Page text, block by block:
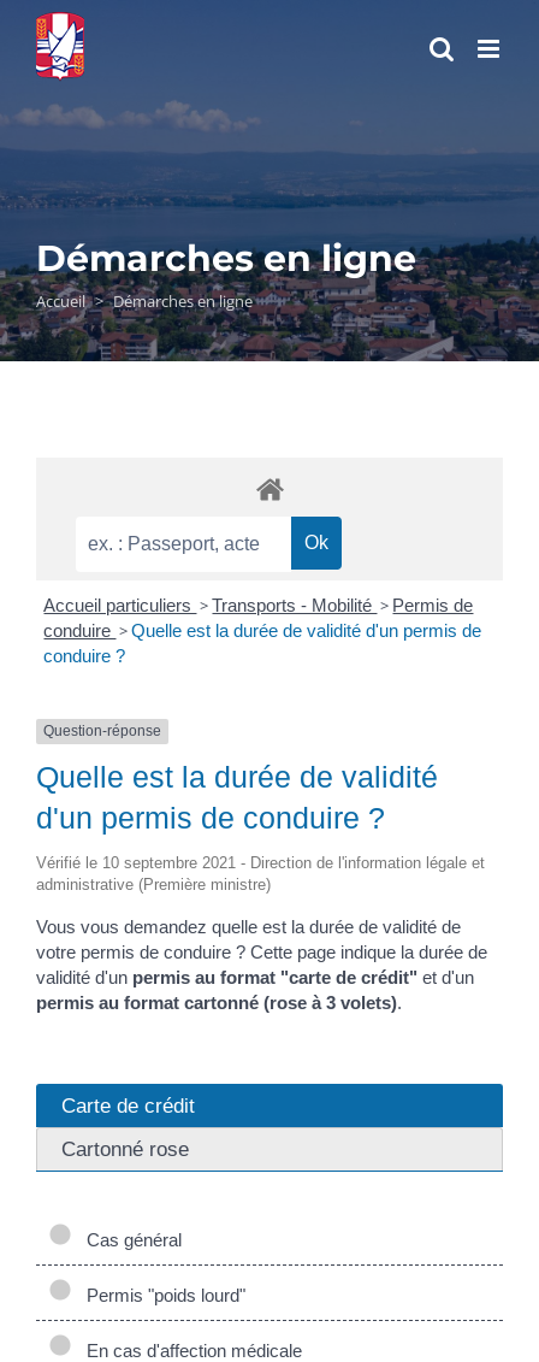
Passer
contenu
Démarches en ligne
Accueil > Démarches en ligne
Accueil particuliers > Transports - Mobilité > Permis de
conduire > Quelle est la durée de validité d'un permis de
conduire ?
Question-réponse
Quelle est la durée de validité
d'un permis de conduire ?
Vérifié le 10 septembre 2021 - Direction de l'information légale et
administrative (Première ministre)
Vous vous demandez quelle est la durée de validité de
votre permis de conduire ? Cette page indique la durée de
validité d'un permis au format "carte de crédit" et d'un
permis au format cartonné (rose à 3 volets).
Carte de crédit
Cartonné rose
Cas général
Permis "poids lourd"
En cas d'affection médicale